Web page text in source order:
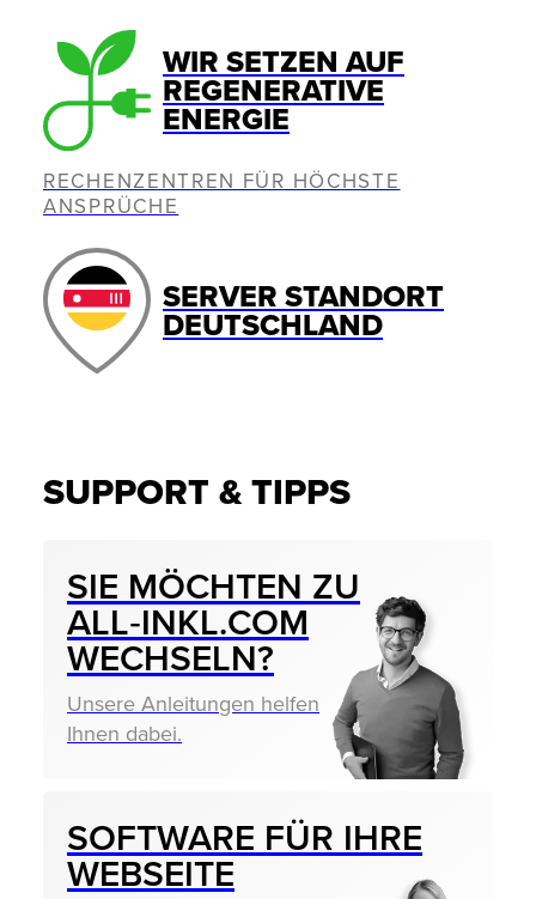
WIR SETZEN AUF
REGENERATIVE
ENERGIE
RECHENZENTREN FÜR HÖCHSTE
ANSPRÜCHE
SERVER STANDORT
DEUTSCHLAND
SUPPORT & TIPPS
SIE MÖCHTEN ZU
ALL‑INKL.COM
WECHSELN?
Unsere Anleitungen helfen
Ihnen dabei.
SOFTWARE FÜR IHRE
WEBSEITE